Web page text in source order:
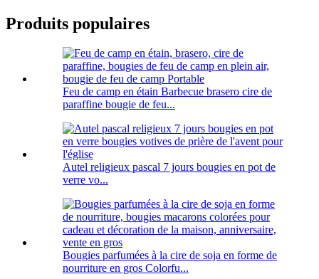
Produits populaires
Feu de camp en étain Barbecue brasero cire de
paraffine bougie de feu...
Autel religieux pascal 7 jours bougies en pot de
verre vo...
Bougies parfumées à la cire de soja en forme de
nourriture en gros Colorfu...